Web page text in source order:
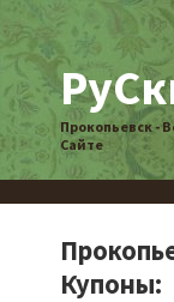
Прокопьевск -
Сайте
Купоны: